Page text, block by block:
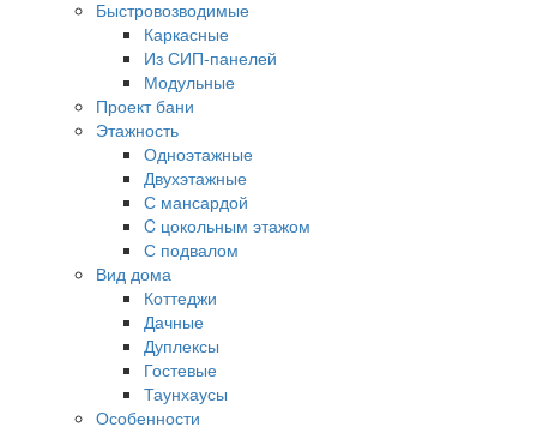
Быстровозводимые
Каркасные
Из СИП-панелей
Модульные
Проект бани
Этажность
Одноэтажные
Двухэтажные
С мансардой
C цокольным этажом
С подвалом
Вид дома
Коттеджи
Дачные
Дуплексы
Гостевые
Таунхаусы
Особенности